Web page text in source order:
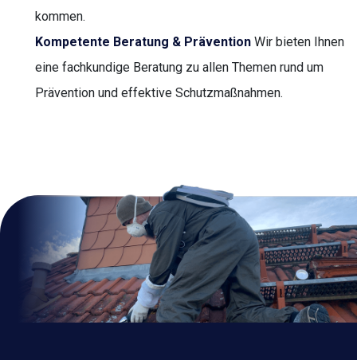
kommen.
Kompetente Beratung & Prävention Wir bieten Ihnen
eine fachkundige Beratung zu allen Themen rund um
Prävention und effektive Schutzmaßnahmen.